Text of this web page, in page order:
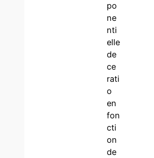
po
ne
nti
elle
de
ce
rati
o
en
fon
cti
on
de